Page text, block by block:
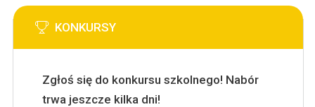
KONKURSY
Zgłoś się do konkursu szkolnego! Nabór
trwa jeszcze kilka dni!